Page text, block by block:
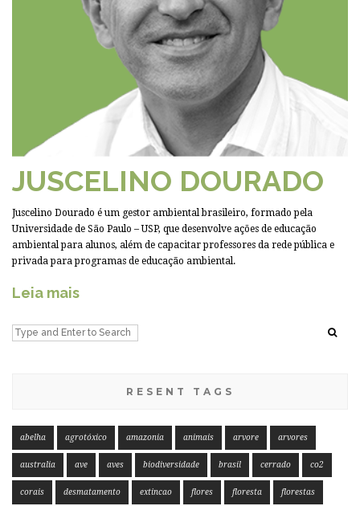
JUSCELINO DOURADO
Juscelino Dourado é um gestor ambiental brasileiro, formado pela
Universidade de São Paulo – USP, que desenvolve ações de educação
ambiental para alunos, além de capacitar professores da rede pública e
privada para programas de educação ambiental.
Leia mais
RESENT TAGS
abelha agrotóxico amazonia animais arvore arvores
australia ave aves biodiversidade brasil cerrado co2
corais desmatamento extincao flores floresta florestas